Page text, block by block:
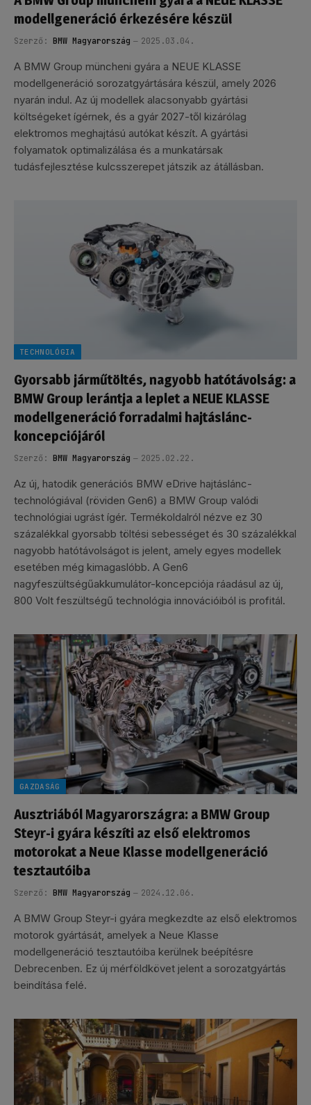
modellgeneráció érkezésére készül
Szerző: BMW Magyarország 2025.03.04.
A BMW Group müncheni gyára a NEUE KLASSE
modellgeneráció sorozatgyártására készül, amely 2026
nyarán indul. Az új modellek alacsonyabb gyártási
költségeket ígérnek, és a gyár 2027-től kizárólag
elektromos meghajtású autókat készít. A gyártási
folyamatok optimalizálása és a munkatársak
tudásfejlesztése kulcsszerepet játszik az átállásban.
TECHNOLÓGIA
Gyorsabb járműtöltés, nagyobb hatótávolság: a
BMW Group lerántja a leplet a NEUE KLASSE
modellgeneráció forradalmi hajtáslánc-
koncepciójáról
Szerző: BMW Magyarország 2025.02.22.
Az új, hatodik generációs BMW eDrive hajtáslánc-
technológiával (röviden Gen6) a BMW Group valódi
technológiai ugrást ígér. Termékoldalról nézve ez 30
százalékkal gyorsabb töltési sebességet és 30 százalékkal
nagyobb hatótávolságot is jelent, amely egyes modellek
esetében még kimagaslóbb. A Gen6
nagyfeszültségűakkumulátor-koncepciója ráadásul az új,
800 Volt feszültségű technológia innovációiból is profitál.
GAZDASÁG
Ausztriából Magyarországra: a BMW Group
Steyr-i gyára készíti az első elektromos
motorokat a Neue Klasse modellgeneráció
tesztautóiba
Szerző: BMW Magyarország 2024.12.06.
A BMW Group Steyr-i gyára megkezdte az első elektromos
motorok gyártását, amelyek a Neue Klasse
modellgeneráció tesztautóiba kerülnek beépítésre
Debrecenben. Ez új mérföldkövet jelent a sorozatgyártás
beindítása felé.